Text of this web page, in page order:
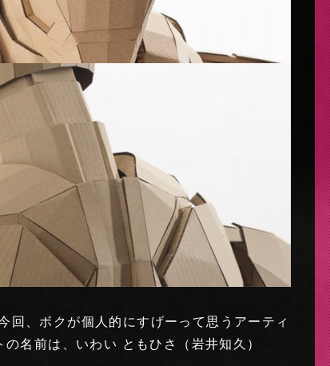
回、ボクが個人的にすげーって思うアーティ
名前は、いわい ともひさ（岩井知久）